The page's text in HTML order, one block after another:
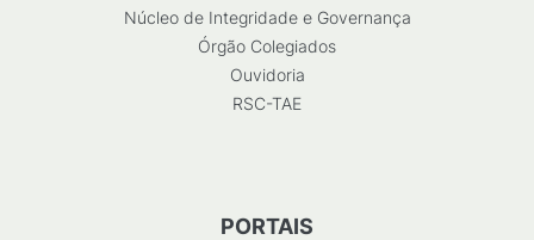
Núcleo de Integridade e Governança
Órgão Colegiados
Ouvidoria
RSC-TAE
PORTAIS